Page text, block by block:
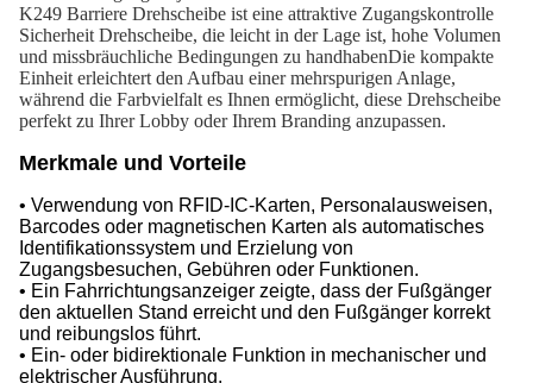
K249 Barriere Drehscheibe ist eine attraktive Zugangskontrolle
Sicherheit Drehscheibe, die leicht in der Lage ist, hohe Volumen
und missbräuchliche Bedingungen zu handhabenDie kompakte
Einheit erleichtert den Aufbau einer mehrspurigen Anlage,
während die Farbvielfalt es Ihnen ermöglicht, diese Drehscheibe
perfekt zu Ihrer Lobby oder Ihrem Branding anzupassen.
Merkmale und Vorteile
• Verwendung von RFID-IC-Karten, Personalausweisen,
Barcodes oder magnetischen Karten als automatisches
Identifikationssystem und Erzielung von
Zugangsbesuchen, Gebühren oder Funktionen.
• Ein Fahrrichtungsanzeiger zeigte, dass der Fußgänger
den aktuellen Stand erreicht und den Fußgänger korrekt
und reibungslos führt.
• Ein- oder bidirektionale Funktion in mechanischer und
elektrischer Ausführung.